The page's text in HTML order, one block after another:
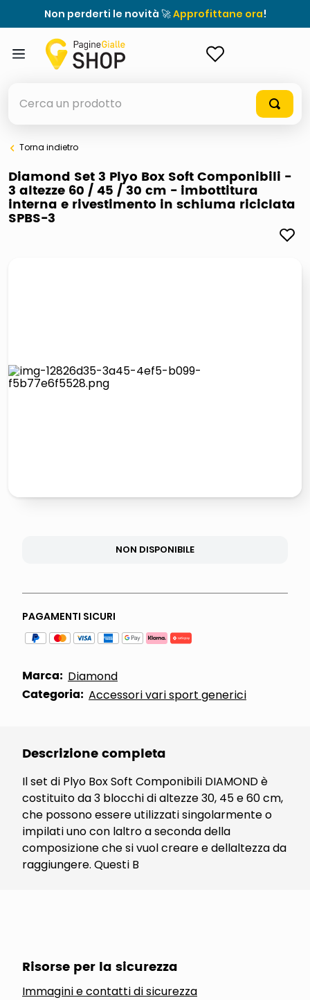
Non perderti le novità 🚀Approfittane ora!
elenchi telefonici
orologio parete
meme
pattumiera raccolta differenziata
elenco telefonico
Torna indietro
Diamond Set 3 Plyo Box Soft Componibili -
3 altezze 60 / 45 / 30 cm - imbottitura
interna e rivestimento in schiuma riciclata
SPBS-3
NON DISPONIBILE
PAGAMENTI SICURI
Marca: Diamond
Categoria: Accessori vari sport generici
Descrizione completa
Il set di Plyo Box Soft Componibili DIAMOND è
costituito da 3 blocchi di altezze 30, 45 e 60 cm,
che possono essere utilizzati singolarmente o
impilati uno con laltro a seconda della
composizione che si vuol creare e dellaltezza da
raggiungere. Questi B
Risorse per la sicurezza
Immagini e contatti di sicurezza